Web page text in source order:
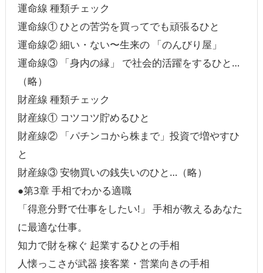
運命線 種類チェック
運命線① ひとの苦労を買ってでも頑張るひと
運命線② 細い・ない〜生来の 「のんびり屋」
運命線③ 「身内の縁」 で社会的活躍をするひと…
（略）
財産線 種類チェック
財産線① コツコツ貯めるひと
財産線② 「パチンコから株まで」投資で増やすひ
と
財産線③ 安物買いの銭失いのひと…（略）
●第3章 手相でわかる適職
「得意分野で仕事をしたい!」 手相が教えるあなた
に最適な仕事。
知力で財を稼ぐ 起業するひとの手相
人懐っこさが武器 接客業・営業向きの手相